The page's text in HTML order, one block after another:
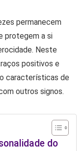
permanecem
protegem a si
Neste
positivos e
características de
outros signos.
do